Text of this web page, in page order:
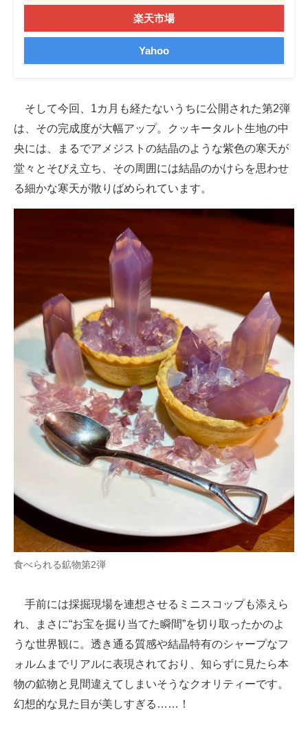
楽天市場
Yahoo
そして今回、1カ月も経たないうちに公開された第2弾
は、その完成度が大幅アップ。クッキータルト生地の中
央には、まるでアメジストの結晶のような紫色の寒天が
堂々とそびえ立ち、その周囲には結晶のかけらを思わせ
る細かな寒天が散りばめられています。
食べられる鉱物第2弾
手前には採掘現場を連想させるミニスコップも添えら
れ、まさに“お宝を掘り当てた瞬間”を切り取ったかのよ
うな世界観に。透き通る質感や結晶特有のシャープなフ
ォルムまでリアルに表現されており、知らずに見たら本
物の鉱物と見間違えてしまいそうなクオリティーです。
幻想的な見た目が美しすぎる……！